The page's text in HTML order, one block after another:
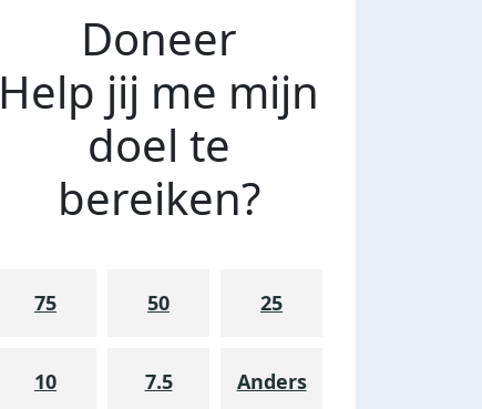
Doneer
Help jij me mijn
doel te
bereiken?
75 50 25
10 7.5 Anders